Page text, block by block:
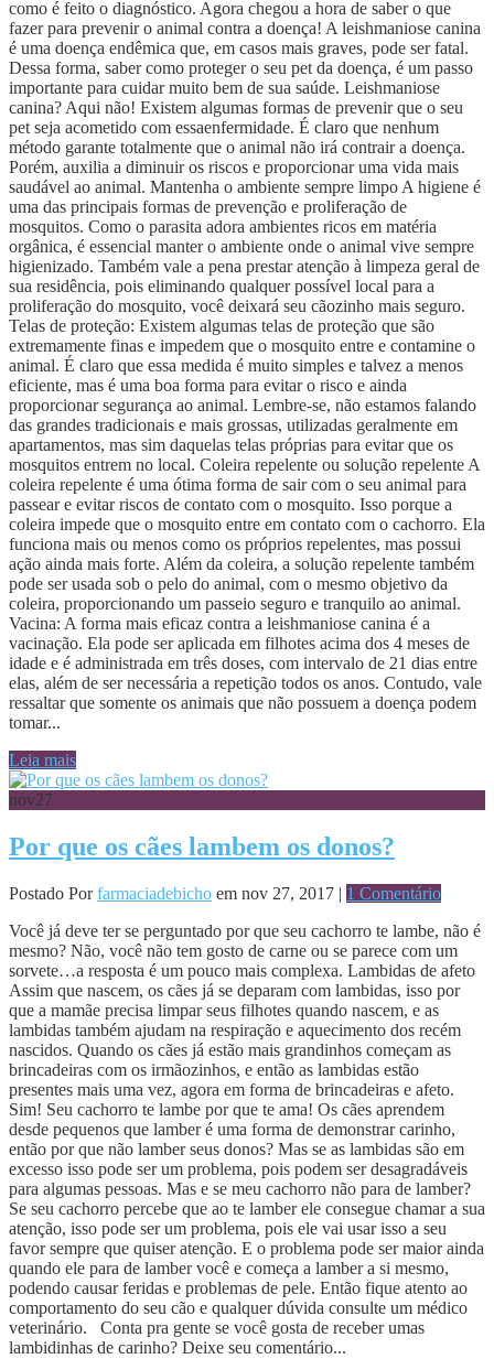
como é feito o diagnóstico. Agora chegou a hora de saber o que
fazer para prevenir o animal contra a doença! A leishmaniose canina
é uma doença endêmica que, em casos mais graves, pode ser fatal.
Dessa forma, saber como proteger o seu pet da doença, é um passo
importante para cuidar muito bem de sua saúde. Leishmaniose
canina? Aqui não! Existem algumas formas de prevenir que o seu
pet seja acometido com essaenfermidade. É claro que nenhum
método garante totalmente que o animal não irá contrair a doença.
Porém, auxilia a diminuir os riscos e proporcionar uma vida mais
saudável ao animal. Mantenha o ambiente sempre limpo A higiene é
uma das principais formas de prevenção e proliferação de
mosquitos. Como o parasita adora ambientes ricos em matéria
orgânica, é essencial manter o ambiente onde o animal vive sempre
higienizado. Também vale a pena prestar atenção à limpeza geral de
sua residência, pois eliminando qualquer possível local para a
proliferação do mosquito, você deixará seu cãozinho mais seguro.
Telas de proteção: Existem algumas telas de proteção que são
extremamente finas e impedem que o mosquito entre e contamine o
animal. É claro que essa medida é muito simples e talvez a menos
eficiente, mas é uma boa forma para evitar o risco e ainda
proporcionar segurança ao animal. Lembre-se, não estamos falando
das grandes tradicionais e mais grossas, utilizadas geralmente em
apartamentos, mas sim daquelas telas próprias para evitar que os
mosquitos entrem no local. Coleira repelente ou solução repelente A
coleira repelente é uma ótima forma de sair com o seu animal para
passear e evitar riscos de contato com o mosquito. Isso porque a
coleira impede que o mosquito entre em contato com o cachorro. Ela
funciona mais ou menos como os próprios repelentes, mas possui
ação ainda mais forte. Além da coleira, a solução repelente também
pode ser usada sob o pelo do animal, com o mesmo objetivo da
coleira, proporcionando um passeio seguro e tranquilo ao animal.
Vacina: A forma mais eficaz contra a leishmaniose canina é a
vacinação. Ela pode ser aplicada em filhotes acima dos 4 meses de
idade e é administrada em três doses, com intervalo de 21 dias entre
elas, além de ser necessária a repetição todos os anos. Contudo, vale
ressaltar que somente os animais que não possuem a doença podem
tomar...
Leia mais
nov27
Por que os cães lambem os donos?
Postado Porfarmaciadebicho em nov 27, 2017 | 1 Comentário
Você já deve ter se perguntado por que seu cachorro te lambe, não é
mesmo? Não, você não tem gosto de carne ou se parece com um
sorvete…a resposta é um pouco mais complexa. Lambidas de afeto
Assim que nascem, os cães já se deparam com lambidas, isso por
que a mamãe precisa limpar seus filhotes quando nascem, e as
lambidas também ajudam na respiração e aquecimento dos recém
nascidos. Quando os cães já estão mais grandinhos começam as
brincadeiras com os irmãozinhos, e então as lambidas estão
presentes mais uma vez, agora em forma de brincadeiras e afeto.
Sim! Seu cachorro te lambe por que te ama! Os cães aprendem
desde pequenos que lamber é uma forma de demonstrar carinho,
então por que não lamber seus donos? Mas se as lambidas são em
excesso isso pode ser um problema, pois podem ser desagradáveis
para algumas pessoas. Mas e se meu cachorro não para de lamber?
Se seu cachorro percebe que ao te lamber ele consegue chamar a sua
atenção, isso pode ser um problema, pois ele vai usar isso a seu
favor sempre que quiser atenção. E o problema pode ser maior ainda
quando ele para de lamber você e começa a lamber a si mesmo,
podendo causar feridas e problemas de pele. Então fique atento ao
comportamento do seu cão e qualquer dúvida consulte um médico
veterinário. Conta pra gente se você gosta de receber umas
lambidinhas de carinho? Deixe seu comentário...